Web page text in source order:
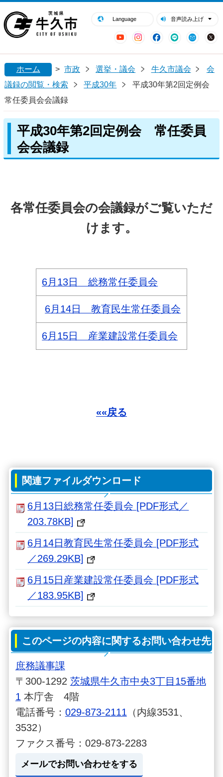
Language 音声読み上げ
YouTubeInstagram
Facebook
LINE Mail
閉じる
ホーム > 市政 選挙・議会 牛久市議会
会
議録の閲覧・検索
平成30年
平成30年第2回定例会
常任委員会会議録
平成30年第2回定例会 常任委員
会会議録
各常任委員会の会議録がご覧いただ
けます。
6月13日 総務常任委員会
6月14日 教育民生常任委員会
6月15日 産業建設常任委員会
««戻る
関連ファイルダウンロード
6月13日総務常任委員会 [PDF形式／
203.78KB]
6月14日教育民生常任委員会 [PDF形式
／269.29KB]
6月15日産業建設常任委員会 [PDF形式
／183.95KB]
このページの内容に関するお問い合わせ先
庶務議事課
〒300-1292 茨城県牛久市中央3丁目15番地
1 本庁舎 4階
電話番号： 029-873-2111 （内線3531、
3532）
ファクス番号：029-873-2283
メールでお問い合わせをする